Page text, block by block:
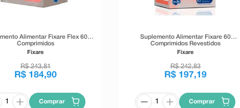
Alimentar Fixare Flex 60
Comprimidos
Fixare
R$ 243,81
R$ 184,90
Comprar
Suplemento Alimentar Fixare 60
Comprimidos Revestidos
Fixare
R$ 242,83
R$ 197,19
Comprar